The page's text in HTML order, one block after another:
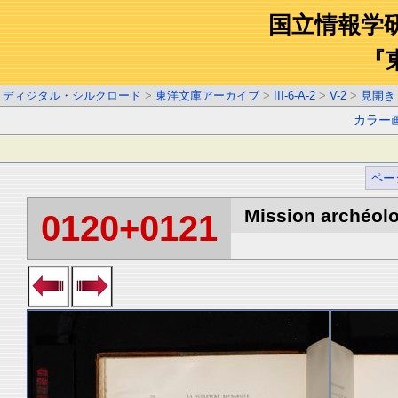
国立情報学
『
ディジタル・シルクロード > 東洋文庫アーカイブ > III-6-A-2 > V-2 > 見開き
カラー
ペー
0120+0121 Mission